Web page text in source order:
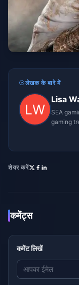
लेखक के बारे में
Lisa
SEA
gaming
शेयर करें
कमेंट्स
कमेंट लिखें